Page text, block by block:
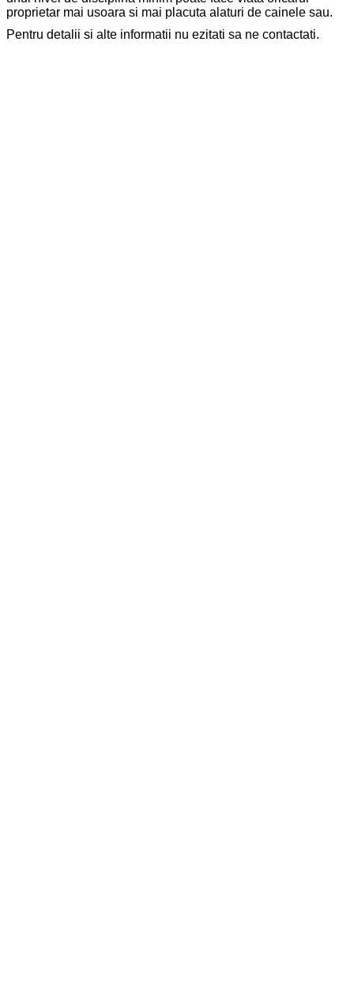
proprietar mai usoara si mai placuta alaturi de cainele sau.
Pentru detalii si alte informatii nu ezitati sa ne contactati.